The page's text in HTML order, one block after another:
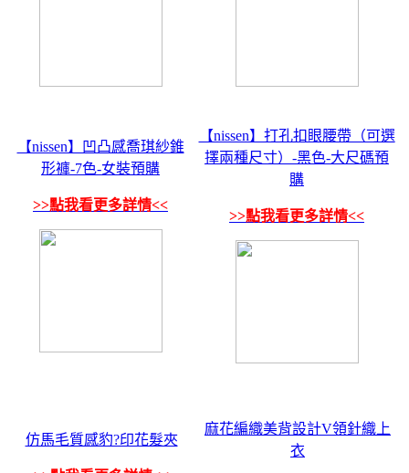
【nissen】凹凸感喬琪紗錐
形褲-7色-女裝預購
>>點我看更多詳情<<
【nissen】打孔扣眼腰帶（可選
擇兩種尺寸）-黑色-大尺碼預
購
>>點我看更多詳情<<
仿馬毛質感豹?印花髮夾
麻花編織美背設計V領針織上
衣